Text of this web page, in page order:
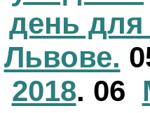
день для
Львове.
2018. 06